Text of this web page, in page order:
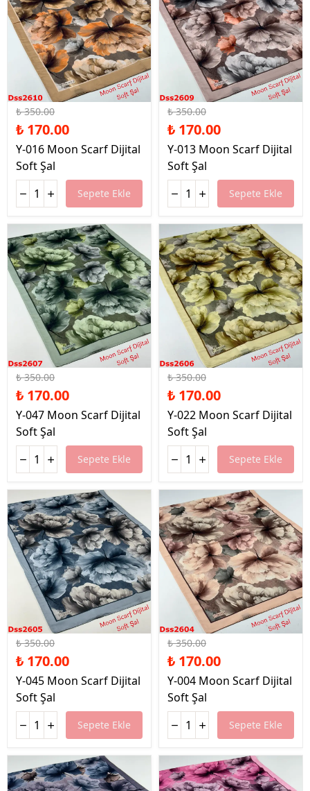
%51 İndirim
₺ 350.00
₺ 170.00
Y-016 Moon Scarf Dijital
Soft Şal
Sepete Ekle
%51 İndirim
₺ 350.00
₺ 170.00
Y-013 Moon Scarf Dijital
Soft Şal
Sepete Ekle
%51 İndirim
₺ 350.00
₺ 170.00
Y-047 Moon Scarf Dijital
Soft Şal
Sepete Ekle
%51 İndirim
₺ 350.00
₺ 170.00
Y-022 Moon Scarf Dijital
Soft Şal
Sepete Ekle
%51 İndirim
₺ 350.00
₺ 170.00
Y-045 Moon Scarf Dijital
Soft Şal
Sepete Ekle
%51 İndirim
₺ 350.00
₺ 170.00
Y-004 Moon Scarf Dijital
Soft Şal
Sepete Ekle